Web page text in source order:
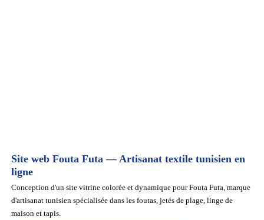
Site web Fouta Futa — Artisanat textile tunisien en
ligne
Conception d'un site vitrine colorée et dynamique pour Fouta Futa, marque
d'artisanat tunisien spécialisée dans les foutas, jetés de plage, linge de
maison et tapis.